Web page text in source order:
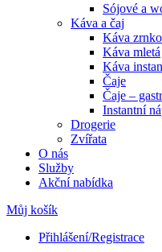
Sójové a
Káva a čaj
Káva
Káva mletá
Káva
Čaje
Čaje –
Instantní
Drogerie
Zvířata
O nás
Služby
Akční nabídka
Můj košík
Přihlášení/Registrace